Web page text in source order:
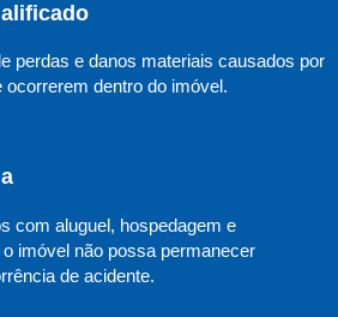
perdas e danos materiais causados por
ocorrerem dentro do imóvel.
com aluguel, hospedagem e
imóvel não possa permanecer
de acidente.